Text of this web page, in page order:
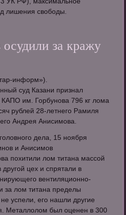
лишения свободы.
осудили за кражу
информ»).
суд Казани признал
им. Горбунова 796 кг лома
рублей 28-летнего Рамиля
Андрея Анисимова.
дела, 15 ноября
и Анисимов
похитили лом титана массой
другой цех и спрятали в
вентиляционно-
за лом титана пределы
успели, его нашли другие
Металлолом был оценен в 300